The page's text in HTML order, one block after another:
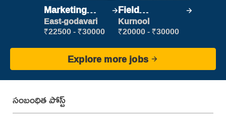
Marketing
Executive
East-godavari
₹22500 - ₹30000
Field
Marketing
Executive
Kurnool
₹20000 - ₹30000
Explore more jobs
సంబంధిత పోస్ట్